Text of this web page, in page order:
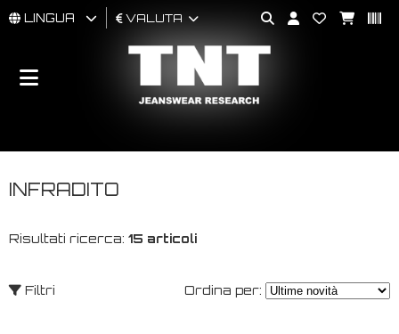
UOMO
BRAND
LINGUA VALUTA
INFRADITO
Risultati ricerca: 15 articoli
Filtri Ordina per: